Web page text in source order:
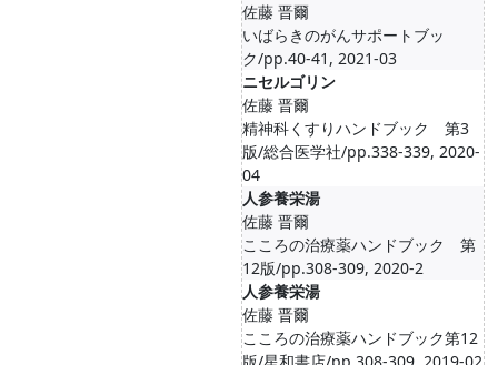
佐藤 晋爾
いばらきのがんサポートブッ
ク/pp.40-41, 2021-03
ニセルゴリン
佐藤 晋爾
精神科くすりハンドブック 第3
版/総合医学社/pp.338-339, 2020-
04
人参養栄湯
佐藤 晋爾
こころの治療薬ハンドブック 第
12版/pp.308-309, 2020-2
人参養栄湯
佐藤 晋爾
こころの治療薬ハンドブック第12